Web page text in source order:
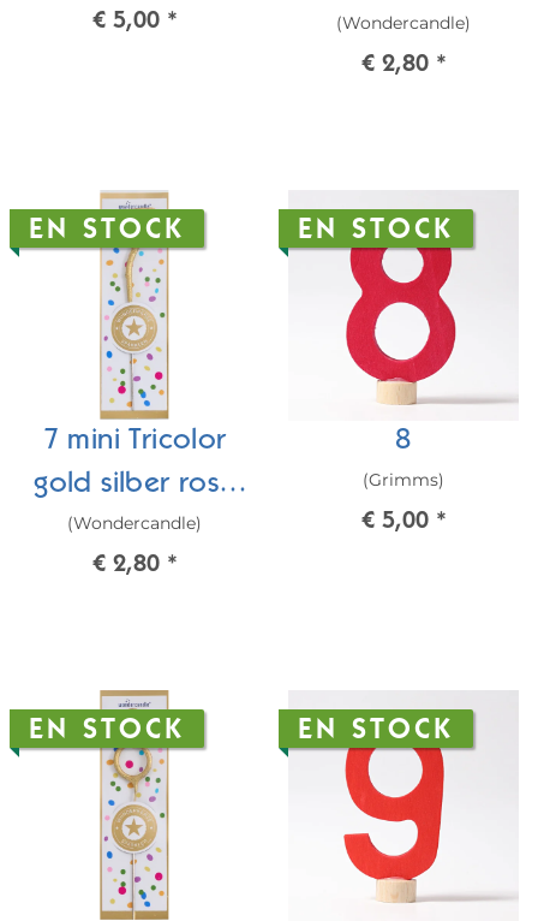
€ 5,00 *
Wondercandle®
mini
(Wondercandle)
€ 2,80 *
EN STOCK
7 mini Tricolor
gold silber rosé
Wondercandle®
mini
(Wondercandle)
€ 2,80 *
EN STOCK
8
(Grimms)
€ 5,00 *
EN STOCK EN STOCK